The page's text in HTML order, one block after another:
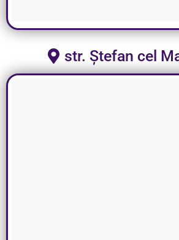
str. Ștefan cel